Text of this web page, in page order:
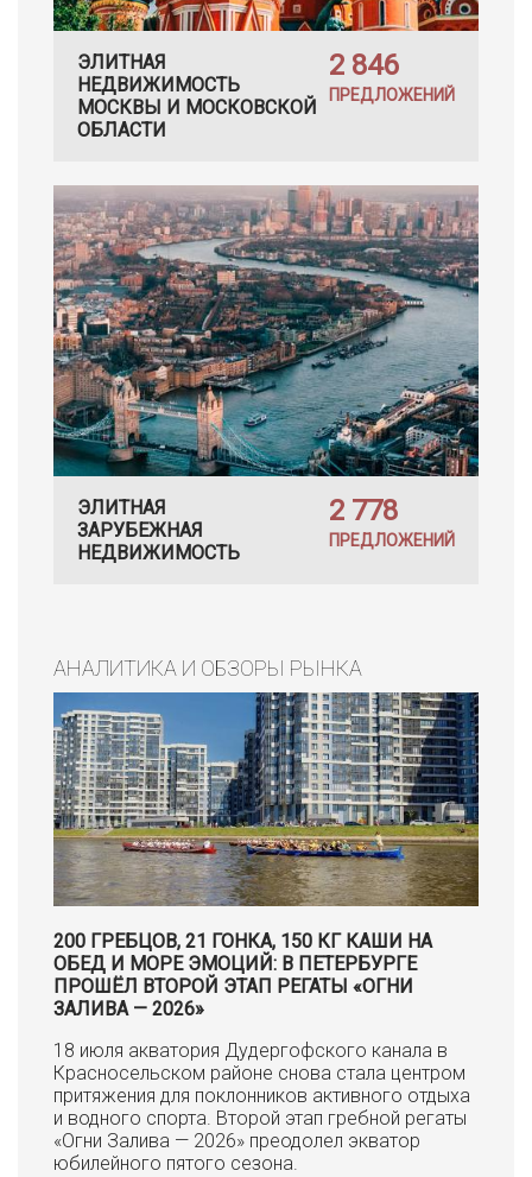
ЭЛИТНАЯ
НЕДВИЖИМОСТЬ
МОСКВЫ И МОСКОВСКОЙ
ОБЛАСТИ
2 846
ПРЕДЛОЖЕНИЙ
ЭЛИТНАЯ
ЗАРУБЕЖНАЯ
НЕДВИЖИМОСТЬ
2 778
ПРЕДЛОЖЕНИЙ
АНАЛИТИКА И ОБЗОРЫ РЫНКА
200 ГРЕБЦОВ, 21 ГОНКА, 150 КГ КАШИ НА
ОБЕД И МОРЕ ЭМОЦИЙ: В ПЕТЕРБУРГЕ
ПРОШЁЛ ВТОРОЙ ЭТАП РЕГАТЫ «ОГНИ
ЗАЛИВА — 2026»
18 июля акватория Дудергофского канала в
Красносельском районе снова стала центром
притяжения для поклонников активного отдыха
и водного спорта. Второй этап гребной регаты
«Огни Залива — 2026» преодолел экватор
юбилейного пятого сезона.